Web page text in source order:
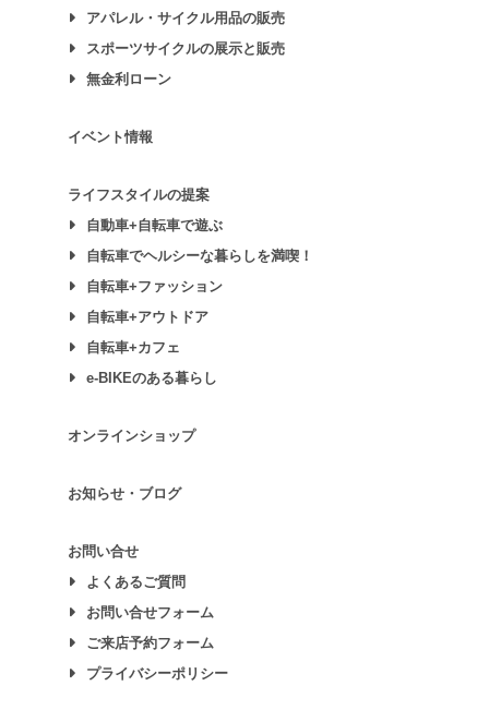
アパレル・サイクル用品の販売
スポーツサイクルの展示と販売
無金利ローン
イベント情報
ライフスタイルの提案
自動車+自転車で遊ぶ
自転車でヘルシーな暮らしを満喫！
自転車+ファッション
自転車+アウトドア
自転車+カフェ
e-BIKEのある暮らし
オンラインショップ
お知らせ・ブログ
お問い合せ
よくあるご質問
お問い合せフォーム
ご来店予約フォーム
プライバシーポリシー